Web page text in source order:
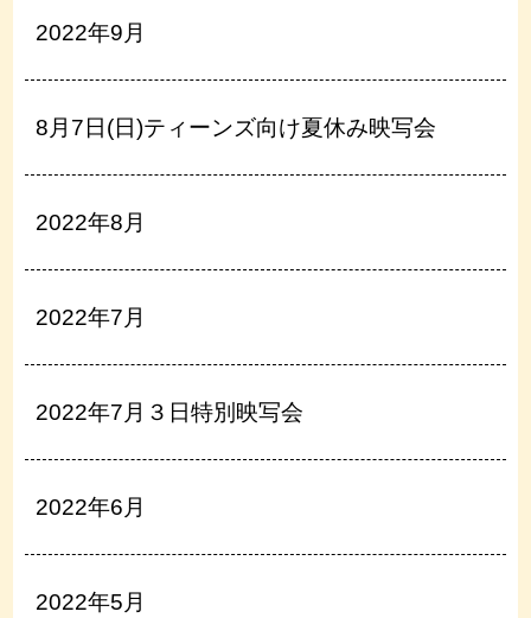
2022年9月
8月7日(日)ティーンズ向け夏休み映写会
2022年8月
2022年7月
2022年7月３日特別映写会
2022年6月
2022年5月